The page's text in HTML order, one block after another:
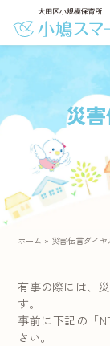
災害
ホーム » 災害伝言ダイヤ
有事の際には、
す。
事前に下記の「
さい。